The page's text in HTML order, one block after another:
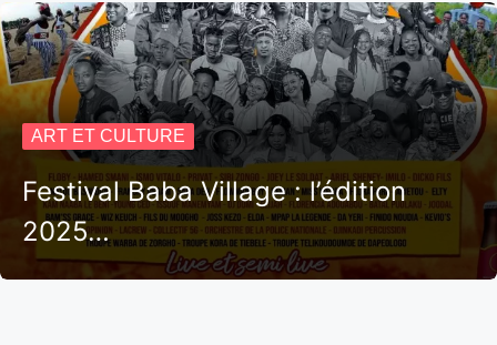
ART ET CULTURE
Festival Baba Village : l’édition
2025…